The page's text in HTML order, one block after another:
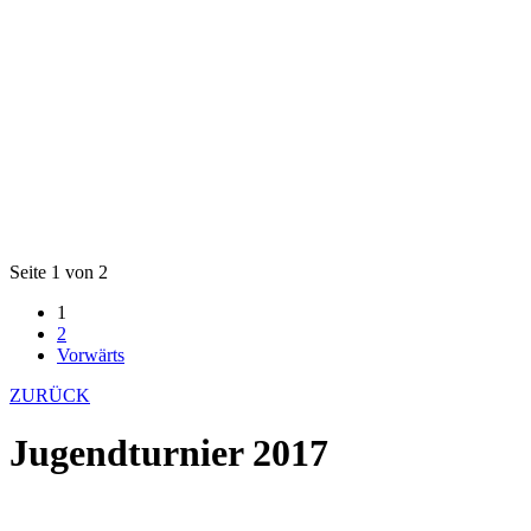
Seite 1 von 2
1
2
Vorwärts
ZURÜCK
Jugendturnier 2017